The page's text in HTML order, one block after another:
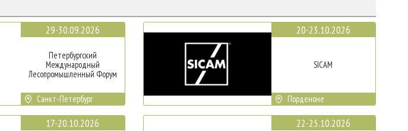
29-30.09.2026
Петербургский
Международный
Лесопромышленный Форум
Санкт-Петербург
17-20.10.2026
20-23.10.2026
SICAM
Порденоне
22-25.10.2026